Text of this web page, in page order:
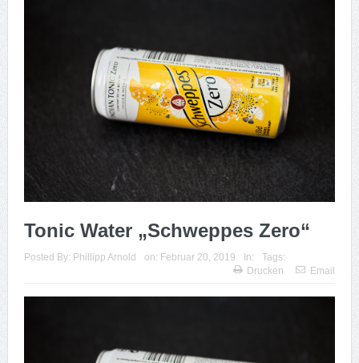
Tonic Water „Schweppes Zero“
Posted By: Phillipp Arnold on: Februar 20, 2019 In:
Tags:
Drucken
Email